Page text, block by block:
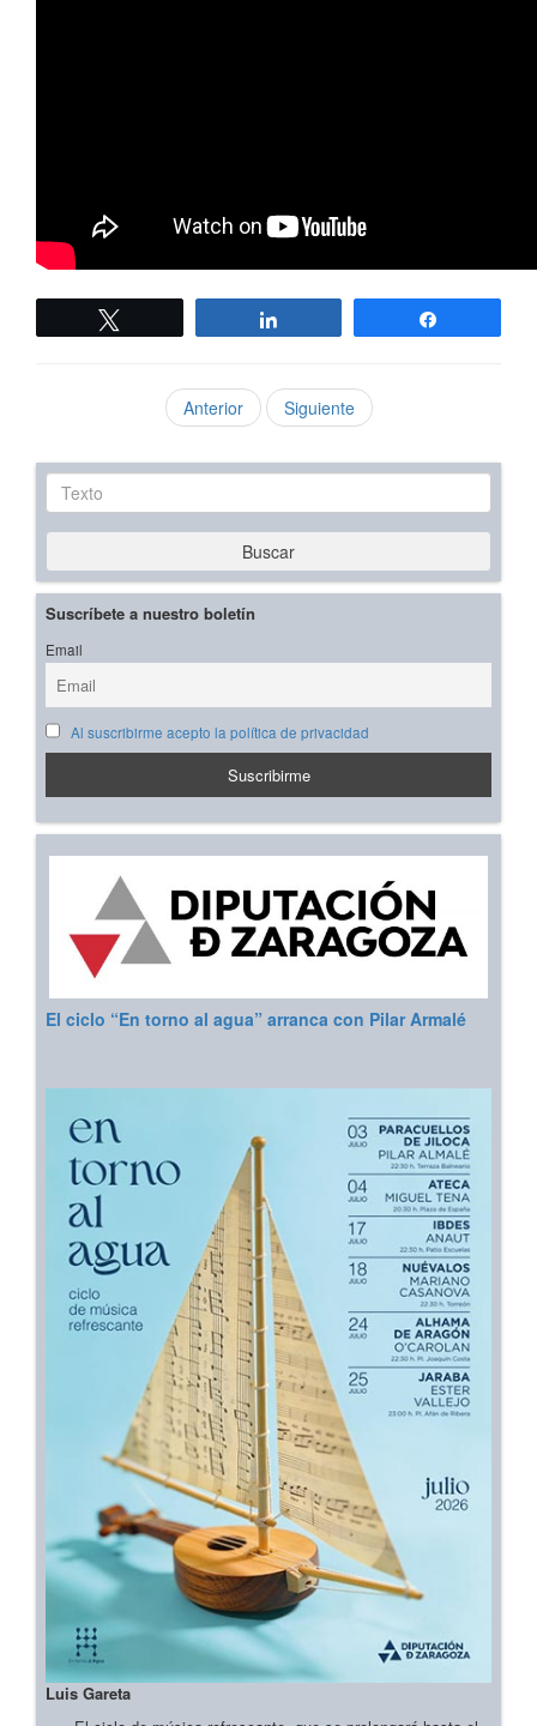
Anterior Siguiente
Texto
Buscar
Suscríbete a nuestro boletín
Email
Al suscribirme acepto la política de privacidad
El ciclo “En torno al agua” arranca con Pilar Armalé
Luis Gareta